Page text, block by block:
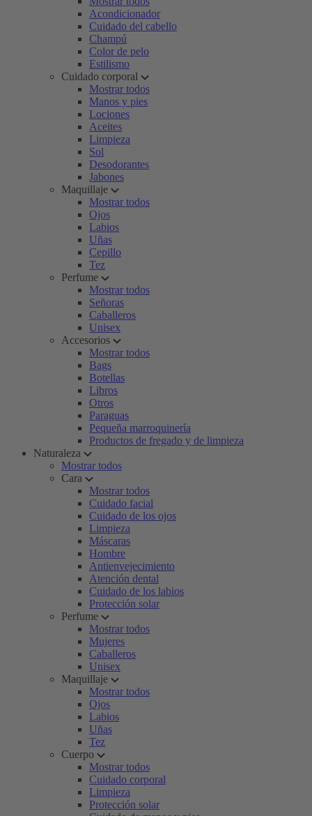
Acondicionador
Cuidado del cabello
Champú
Color de pelo
Estilismo
Cuidado corporal
Mostrar todos
Manos y pies
Lociones
Aceites
Limpieza
Sol
Desodorantes
Jabones
Maquillaje
Mostrar todos
Ojos
Labios
Uñas
Cepillo
Tez
Perfume
Mostrar todos
Señoras
Caballeros
Unisex
Accesorios
Mostrar todos
Bags
Botellas
Libros
Otros
Paraguas
Pequeña marroquinería
Productos de fregado y de limpieza
Naturaleza
Mostrar todos
Cara
Mostrar todos
Cuidado facial
Cuidado de los ojos
Limpieza
Máscaras
Hombre
Antienvejecimiento
Atención dental
Cuidado de los labios
Protección solar
Perfume
Mostrar todos
Mujeres
Caballeros
Unisex
Maquillaje
Mostrar todos
Ojos
Labios
Uñas
Tez
Cuerpo
Mostrar todos
Cuidado corporal
Limpieza
Protección solar